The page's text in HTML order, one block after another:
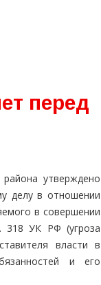
перед
утверждено
делу в отношении
в совершении
318 УК РФ (угроза
власти в
и его